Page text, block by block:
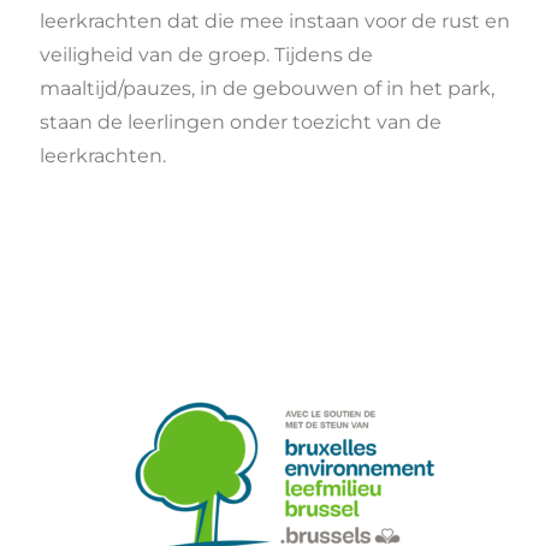
leerkrachten dat die mee instaan voor de rust en
veiligheid van de groep. Tijdens de
maaltijd/pauzes, in de gebouwen of in het park,
staan de leerlingen onder toezicht van de
leerkrachten.